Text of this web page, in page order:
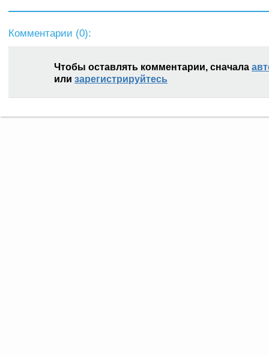
Комментарии (0):
Чтобы оставлять комментарии, сначала
или зарегистрируйтесь